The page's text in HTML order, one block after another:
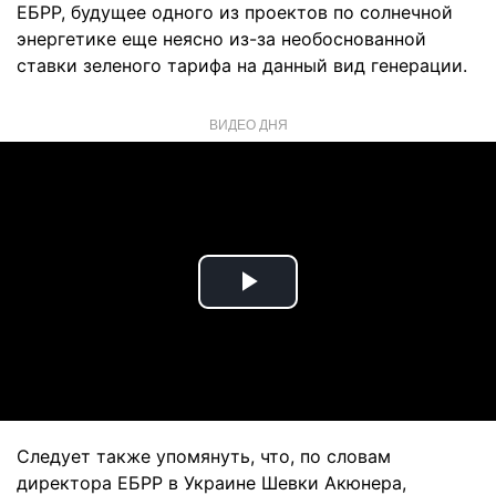
ЕБРР, будущее одного из проектов по солнечной
энергетике еще неясно из-за необоснованной
ставки зеленого тарифа на данный вид генерации.
ВИДЕО ДНЯ
Play
Следует также упомянуть, что, по словам
директора ЕБРР в Украине Шевки Акюнера,